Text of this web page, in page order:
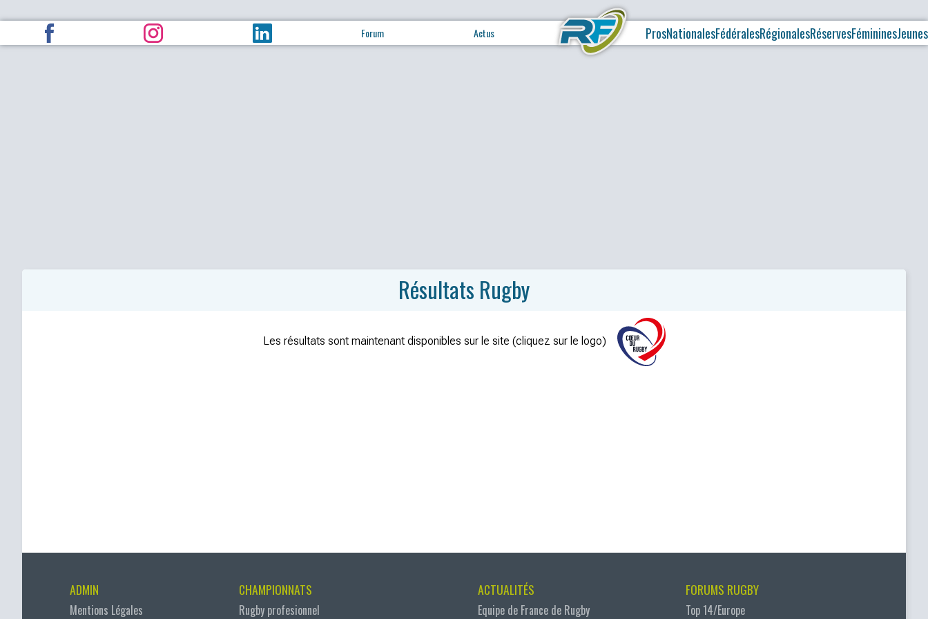
Forum Actus ProsNationalesFédéralesRégionalesRéservesFémininesJeunes
Résultats Rugby
Les résultats sont maintenant disponibles sur le site (cliquez sur le logo)
ADMIN
Mentions Légales
CHAMPIONNATS
Rugby profesionnel
ACTUALITÉS
Equipe de France de Rugby
FORUMS RUGBY
Top 14/Europe